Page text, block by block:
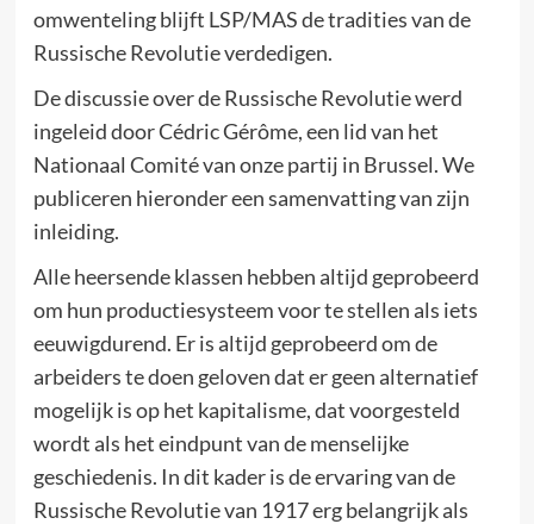
omwenteling blijft LSP/MAS de tradities van de
Russische Revolutie verdedigen.
De discussie over de Russische Revolutie werd
ingeleid door Cédric Gérôme, een lid van het
Nationaal Comité van onze partij in Brussel. We
publiceren hieronder een samenvatting van zijn
inleiding.
Alle heersende klassen hebben altijd geprobeerd
om hun productiesysteem voor te stellen als iets
eeuwigdurend. Er is altijd geprobeerd om de
arbeiders te doen geloven dat er geen alternatief
mogelijk is op het kapitalisme, dat voorgesteld
wordt als het eindpunt van de menselijke
geschiedenis. In dit kader is de ervaring van de
Russische Revolutie van 1917 erg belangrijk als